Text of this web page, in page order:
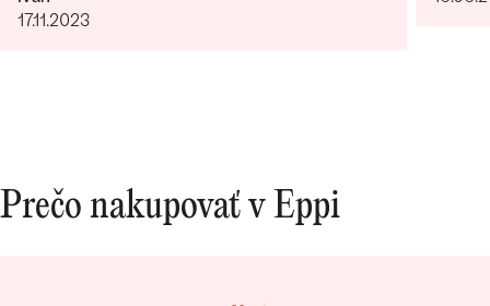
Bestsellery
17.11.2023
Prečo nakupovať v Eppi